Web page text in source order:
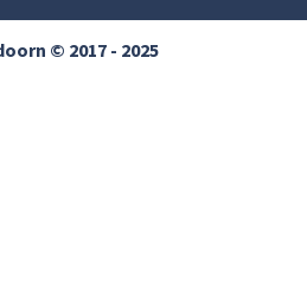
© 2017 - 2025